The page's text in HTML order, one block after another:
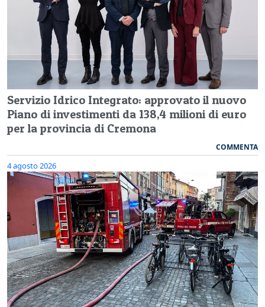
Servizio Idrico Integrato: approvato il nuovo
Piano di investimenti da 138,4 milioni di euro
per la provincia di Cremona
COMMENTA
4 agosto 2026